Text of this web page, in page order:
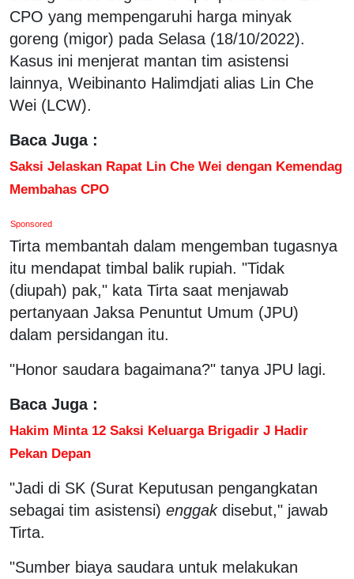
CPO yang mempengaruhi harga minyak
goreng (migor) pada Selasa (18/10/2022).
Kasus ini menjerat mantan tim asistensi
lainnya, Weibinanto Halimdjati alias Lin Che
Wei (LCW).
Baca Juga :
Saksi Jelaskan Rapat Lin Che Wei dengan Kemendag
Membahas CPO
Sponsored
Tirta membantah dalam mengemban tugasnya
itu mendapat timbal balik rupiah. "Tidak
(diupah) pak," kata Tirta saat menjawab
pertanyaan Jaksa Penuntut Umum (JPU)
dalam persidangan itu.
"Honor saudara bagaimana?" tanya JPU lagi.
Baca Juga :
Hakim Minta 12 Saksi Keluarga Brigadir J Hadir
Pekan Depan
"Jadi di SK (Surat Keputusan pengangkatan
sebagai tim asistensi) enggakdisebut," jawab
Tirta.
"Sumber biaya saudara untuk melakukan